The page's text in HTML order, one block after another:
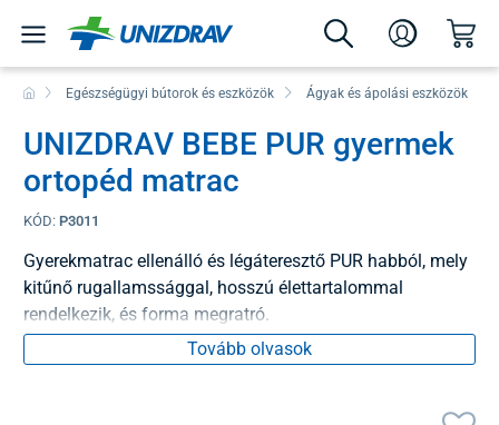
Egészségügyi bútorok és eszközök Ágyak és ápolási eszközök
UNIZDRAV BEBE PUR gyermek
ortopéd matrac
KÓD: P3011
Gyerekmatrac ellenálló és légáteresztő PUR habból, mely
kitűnő rugallamssággal, hosszú élettartalommal
rendelkezik, és forma megratró.
Tovább olvasok